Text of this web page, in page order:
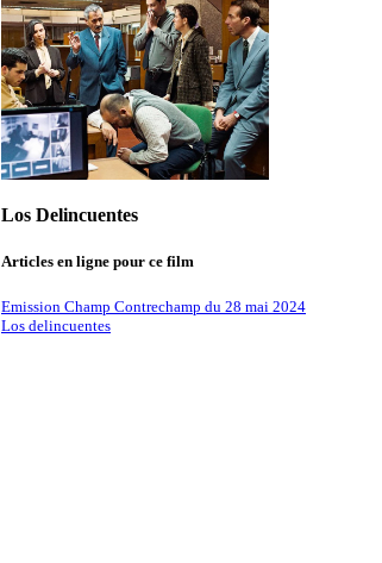
Los Delincuentes
Articles en ligne pour ce film
Emission Champ Contrechamp du 28 mai 2024
Los delincuentes